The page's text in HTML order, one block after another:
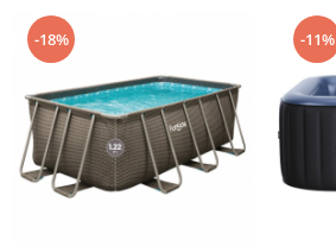
-18% -11%